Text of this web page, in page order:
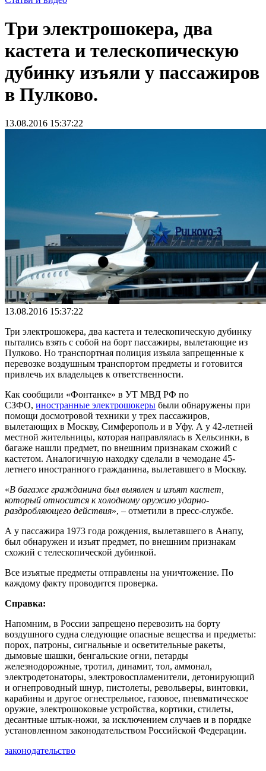
Три электрошокера, два
кастета и телескопическую
дубинку изъяли у пассажиров
в Пулково.
13.08.2016 15:37:22
13.08.2016 15:37:22
Три электрошокера, два кастета и телескопическую дубинку
пытались взять с собой на борт пассажиры, вылетающие из
Пулково. Но транспортная полиция изъяла запрещенные к
перевозке воздушным транспортом предметы и готовится
привлечь их владельцев к ответственности.
Как сообщили «Фонтанке» в УТ МВД РФ по
СЗФО, иностранные электрошокеры были обнаружены при
помощи досмотровой техники у трех пассажиров,
вылетающих в Москву, Симферополь и в Уфу. А у 42-летней
местной жительницы, которая направлялась в Хельсинки, в
багаже нашли предмет, по внешним признакам схожий с
кастетом. Аналогичную находку сделали в чемодане 45-
летнего иностранного гражданина, вылетавшего в Москву.
«В багаже гражданина был выявлен и изъят кастет,
который относится к холодному оружию ударно-
раздробляющего действия», – отметили в пресс-службе.
А у пассажира 1973 года рождения, вылетавшего в Анапу,
был обнаружен и изъят предмет, по внешним признакам
схожий с телескопической дубинкой.
Все изъятые предметы отправлены на уничтожение. По
каждому факту проводится проверка.
Справка:
Напомним, в России запрещено перевозить на борту
воздушного судна следующие опасные вещества и предметы:
порох, патроны, сигнальные и осветительные ракеты,
дымовые шашки, бенгальские огни, петарды
железнодорожные, тротил, динамит, тол, аммонал,
электродетонаторы, электровоспламенители, детонирующий
и огнепроводный шнур, пистолеты, револьверы, винтовки,
карабины и другое огнестрельное, газовое, пневматическое
оружие, электрошоковые устройства, кортики, стилеты,
десантные штык-ножи, за исключением случаев и в порядке
установленном законодательством Российской Федерации.
законодательство